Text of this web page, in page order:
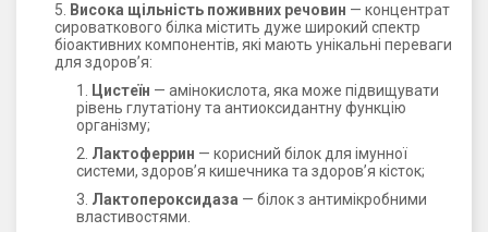
Висока щільність поживних речовин — концентрат
сироваткового білка містить дуже широкий спектр
біоактивних компонентів, які мають унікальні переваги
для здоров’я:
Цистеїн — амінокислота, яка може підвищувати
рівень глутатіону та антиоксидантну функцію
організму;
Лактоферрин — корисний білок для імунної
системи, здоров’я кишечника та здоров’я кісток;
Лактопероксидаза — білок з антимікробними
властивостями.